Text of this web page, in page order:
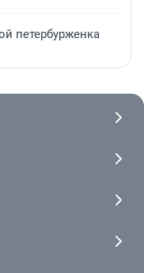
петербурженка